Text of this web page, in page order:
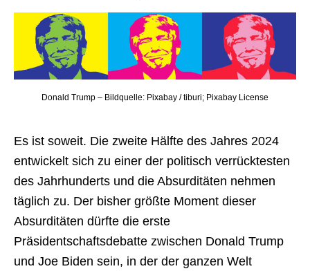
Donald Trump – Bildquelle: Pixabay / tiburi; Pixabay License
Es ist soweit. Die zweite Hälfte des Jahres 2024
entwickelt sich zu einer der politisch verrücktesten
des Jahrhunderts und die Absurditäten nehmen
täglich zu. Der bisher größte Moment dieser
Absurditäten dürfte die erste
Präsidentschaftsdebatte zwischen Donald Trump
und Joe Biden sein, in der der ganzen Welt